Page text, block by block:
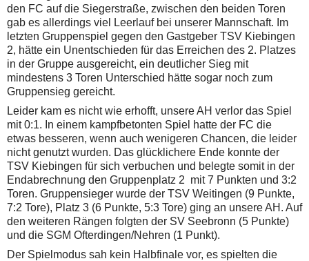
den FC auf die Siegerstraße, zwischen den beiden Toren
gab es allerdings viel Leerlauf bei unserer Mannschaft. Im
letzten Gruppenspiel gegen den Gastgeber TSV Kiebingen
2, hätte ein Unentschieden für das Erreichen des 2. Platzes
in der Gruppe ausgereicht, ein deutlicher Sieg mit
mindestens 3 Toren Unterschied hätte sogar noch zum
Gruppensieg gereicht.
Leider kam es nicht wie erhofft, unsere AH verlor das Spiel
mit 0:1. In einem kampfbetonten Spiel hatte der FC die
etwas besseren, wenn auch wenigeren Chancen, die leider
nicht genutzt wurden. Das glücklichere Ende konnte der
TSV Kiebingen für sich verbuchen und belegte somit in der
Endabrechnung den Gruppenplatz 2 mit 7 Punkten und 3:2
Toren. Gruppensieger wurde der TSV Weitingen (9 Punkte,
7:2 Tore), Platz 3 (6 Punkte, 5:3 Tore) ging an unsere AH. Auf
den weiteren Rängen folgten der SV Seebronn (5 Punkte)
und die SGM Ofterdingen/Nehren (1 Punkt).
Der Spielmodus sah kein Halbfinale vor, es spielten die